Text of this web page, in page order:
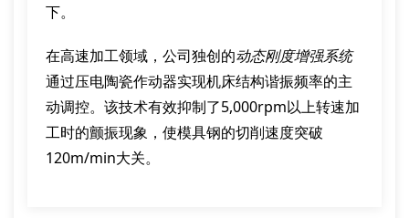
下。
在高速加工领域，公司独创的动态刚度增强系统
通过压电陶瓷作动器实现机床结构谐振频率的主
动调控。该技术有效抑制了5,000rpm以上转速加
工时的颤振现象，使模具钢的切削速度突破
120m/min大关。